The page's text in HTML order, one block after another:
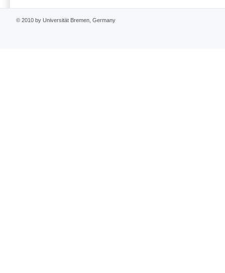
© 2010 by Universität Bremen, Germany